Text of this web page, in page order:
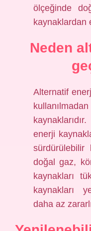
ölçeğinde
kaynaklardan
Neden
Alternatif
enerji
doğal gaz,
kaynakları
kaynakları
daha az